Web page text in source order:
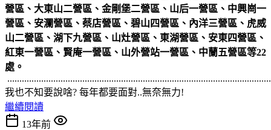
營區、大東山二營區、金剛堡二營區、山后一營區、中興崗一
營區、安瀾營區、蔡店營區、碧山四營區、內洋三營區、虎威
山二營區、湖下九營區、山灶營區、東湖營區、安東四營區、
紅東一營區、賢庵一營區、山外營站一營區、中蘭五營區等22
處。
我也不知要說啥? 每年都要面對..無奈無力!
繼續閱讀
13年前